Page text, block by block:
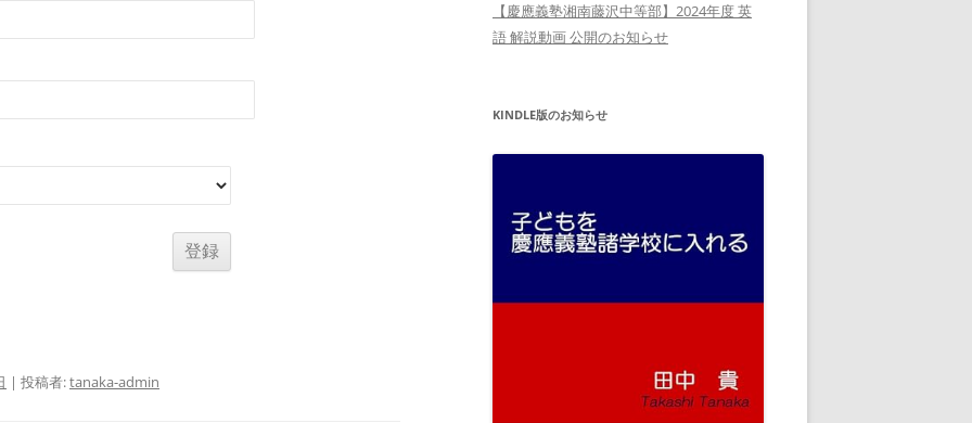
| 投稿者:tanaka-admin
【慶應義塾湘南藤沢中等部】2024年度 英
語 解説動画 公開のお知らせ
KINDLE版のお知らせ